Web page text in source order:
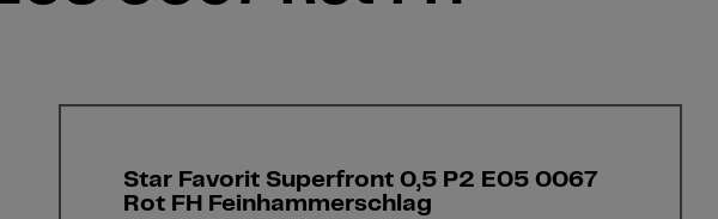
Star Favorit Superfront 0,5 P2 E05 0067
Rot FH Feinhammerschlag